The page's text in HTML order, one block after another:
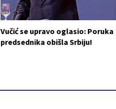
Vučić se upravo oglasio: Poruka
predsednika obišla Srbiju!